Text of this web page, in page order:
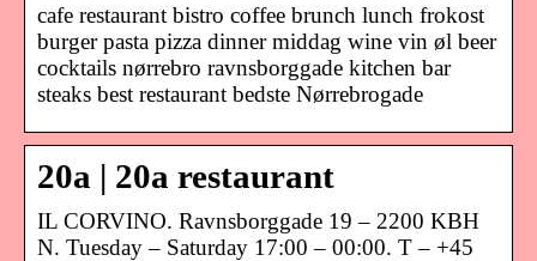
cafe restaurant bistro coffee brunch lunch frokost
burger pasta pizza dinner middag wine vin øl beer
cocktails nørrebro ravnsborggade kitchen bar
steaks best restaurant bedste Nørrebrogade
20a | 20a restaurant
IL CORVINO. Ravnsborggade 19 – 2200 KBH
N. Tuesday – Saturday 17:00 – 00:00. T – +45